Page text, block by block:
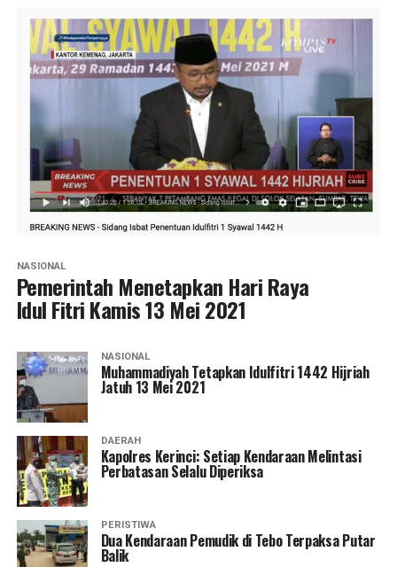
NASIONAL
Pemerintah Menetapkan Hari Raya
Idul Fitri Kamis 13 Mei 2021
NASIONAL
Muhammadiyah Tetapkan Idulfitri 1442 Hijriah
Jatuh 13 Mei 2021
DAERAH
Kapolres Kerinci: Setiap Kendaraan Melintasi
Perbatasan Selalu Diperiksa
PERISTIWA
Dua Kendaraan Pemudik di Tebo Terpaksa Putar
Balik